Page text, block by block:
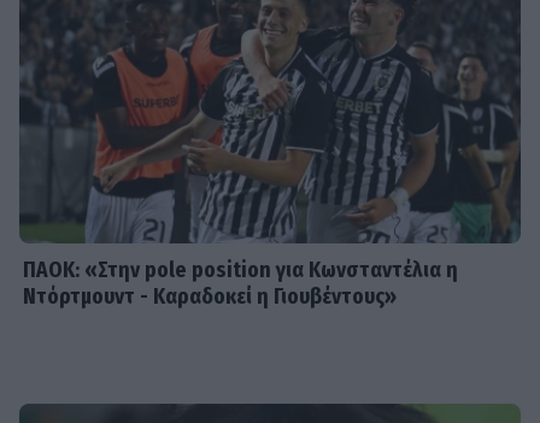
Γιώργος Κουβαράς: «Θα παραμείνω
δημοσιογράφος που τραγουδάει...» -
Η συνεργασία με τον Σαββιδάκη
ΠΑΟΚ: «Στην pole position για Κωνσταντέλια η
Ντόρτμουντ - Καραδοκεί η Γιουβέντους»